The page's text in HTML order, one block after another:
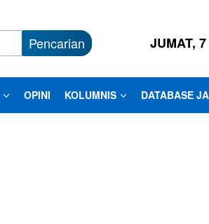
Pencarian JUMAT,
OPINI KOLUMNIS DATABASE